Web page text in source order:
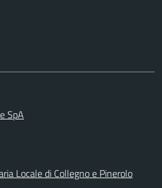
SpA
Locale di Collegno e Pinerolo